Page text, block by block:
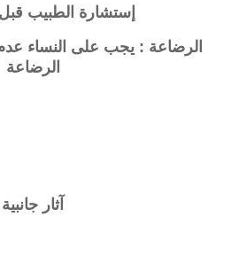
إستشارة الطبيب
الرضاعة : يجب على النساء عدم
الرضاعة
آثار جانبية